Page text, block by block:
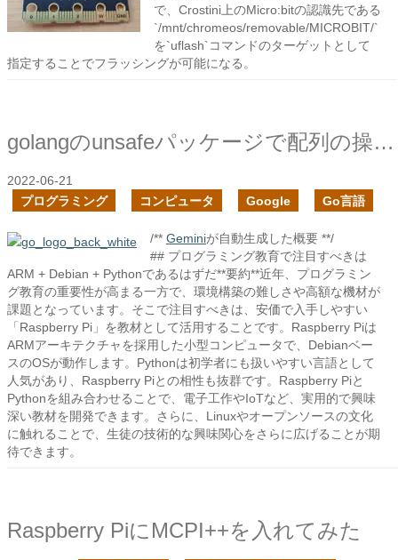
で、Crostini上のMicro:bitの認識先である
`/mnt/chromeos/removable/MICROBIT/`
を`uflash`コマンドのターゲットとして
指定することでフラッシングが可能になる。
golangのunsafeパッケージで配列の操作をしてみる
2022-06-21
プログラミング
コンピュータ Google Go言語
/** Geminiが自動生成した概要 **/
## プログラミング教育で注目すべきは
ARM + Debian + Pythonであるはずだ**要約**近年、プログラミン
グ教育の重要性が高まる一方で、環境構築の難しさや高額な機材が
課題となっています。そこで注目すべきは、安価で入手しやすい
「Raspberry Pi」を教材として活用することです。Raspberry Piは
ARMアーキテクチャを採用した小型コンピュータで、Debianベー
スのOSが動作します。Pythonは初学者にも扱いやすい言語として
人気があり、Raspberry Piとの相性も抜群です。Raspberry Piと
Pythonを組み合わせることで、電子工作やIoTなど、実用的で興味
深い教材を開発できます。さらに、Linuxやオープンソースの文化
に触れることで、生徒の技術的な興味関心をさらに広げることが期
待できます。
Raspberry PiにMCPI++を入れてみた